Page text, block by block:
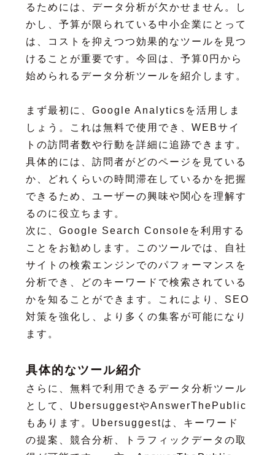
るためには、データ分析が欠かせません。し
かし、予算が限られている中小企業にとって
は、コストを抑えつつ効果的なツールを見つ
けることが重要です。今回は、予算0円から
始められるデータ分析ツールを紹介します。
まず最初に、Google Analyticsを活用しま
しょう。これは無料で使用でき、WEBサイ
トの訪問者数や行動を詳細に追跡できます。
具体的には、訪問者がどのページを見ている
か、どれくらいの時間滞在しているかを把握
できるため、ユーザーの興味や関心を理解す
るのに役立ちます。
次に、Google Search Consoleを利用する
ことをお勧めします。このツールでは、自社
サイトの検索エンジンでのパフォーマンスを
分析でき、どのキーワードで検索されている
かを知ることができます。これにより、SEO
対策を強化し、より多くの集客が可能になり
ます。
具体的なツール紹介
さらに、無料で利用できるデータ分析ツール
として、UbersuggestやAnswerThePublic
もあります。Ubersuggestは、キーワード
の提案、競合分析、トラフィックデータの取